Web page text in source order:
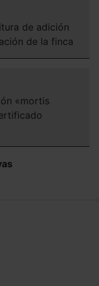
de adición
de la finca
«mortis